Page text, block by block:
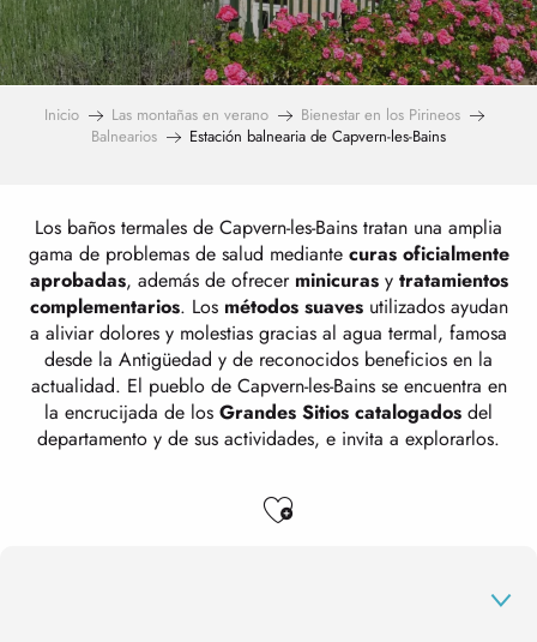
Inicio Las montañas en verano
Bienestar en los Pirineos
Balnearios
Estación balnearia de Capvern-les-Bains
Los baños termales de Capvern-les-Bains tratan una amplia
gama de problemas de salud mediante curas oficialmente
aprobadas, además de ofrecer minicurasy tratamientos
complementarios. Los métodos suavesutilizados ayudan
a aliviar dolores y molestias gracias al agua termal, famosa
desde la Antigüedad y de reconocidos beneficios en la
actualidad. El pueblo de Capvern-les-Bains se encuentra en
la encrucijada de los Grandes Sitios catalogados del
departamento y de sus actividades, e invita a explorarlos.
Ajouter aux